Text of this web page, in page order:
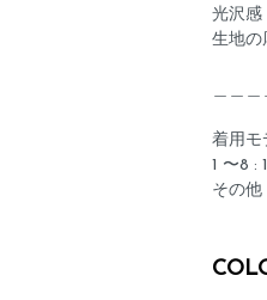
光沢感
生地の
着用モ
1 〜8 :
その他